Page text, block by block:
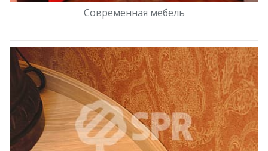
Современная мебель